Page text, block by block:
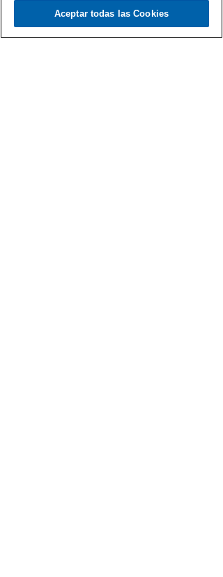
Load video
Aceptar todas las Cookies